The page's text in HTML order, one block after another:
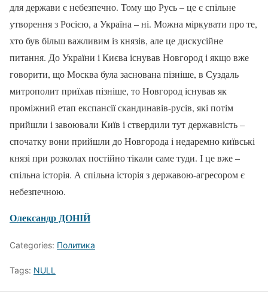
для держави є небезпечно. Тому що Русь – це є спільне
утворення з Росією, а Україна – ні. Можна міркувати про те,
хто був більш важливим із князів, але це дискусійне
питання. До України і Києва існував Новгород і якщо вже
говорити, що Москва була заснована пізніше, в Суздаль
митрополит приїхав пізніше, то Новгород існував як
проміжний етап експансії скандинавів-русів, які потім
прийшли і завоювали Київ і ствердили тут державність –
спочатку вони прийшли до Новгорода і недаремно київські
князі при розколах постійно тікали саме туди. І це вже –
спільна історія. А спільна історія з державою-агресором є
небезпечною.
Олександр ДОНІЙ
Categories: Политика
Tags: NULL